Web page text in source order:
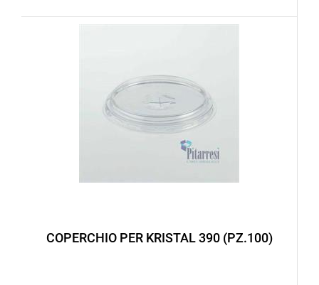
COPERCHIO PER KRISTAL 390 (PZ.100)